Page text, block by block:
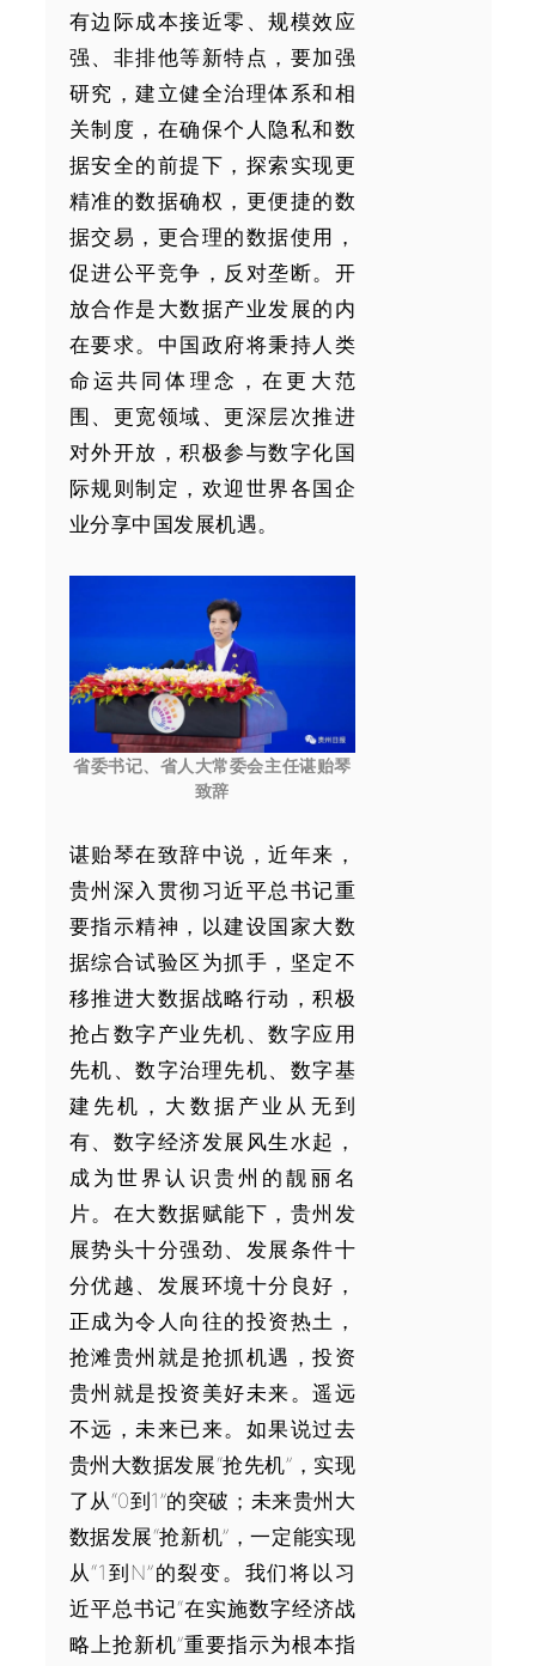
有边际成本接近零、规模效应
强、非排他等新特点，要加强
研究，建立健全治理体系和相
关制度，在确保个人隐私和数
据安全的前提下，探索实现更
精准的数据确权，更便捷的数
据交易，更合理的数据使用，
促进公平竞争，反对垄断。开
放合作是大数据产业发展的内
在要求。中国政府将秉持人类
命运共同体理念，在更大范
围、更宽领域、更深层次推进
对外开放，积极参与数字化国
际规则制定，欢迎世界各国企
业分享中国发展机遇。
省委书记、省人大常委会主任谌贻琴
致辞
谌贻琴在致辞中说，近年来，
贵州深入贯彻习近平总书记重
要指示精神，以建设国家大数
据综合试验区为抓手，坚定不
移推进大数据战略行动，积极
抢占数字产业先机、数字应用
先机、数字治理先机、数字基
建先机，大数据产业从无到
有、数字经济发展风生水起，
成为世界认识贵州的靓丽名
片。在大数据赋能下，贵州发
展势头十分强劲、发展条件十
分优越、发展环境十分良好，
正成为令人向往的投资热土，
抢滩贵州就是抢抓机遇，投资
贵州就是投资美好未来。遥远
不远，未来已来。如果说过去
贵州大数据发展“抢先机”，实现
了从“0到1”的突破；未来贵州大
数据发展“抢新机”，一定能实现
从“1到N”的裂变。我们将以习
近平总书记“在实施数字经济战
略上抢新机”重要指示为根本指